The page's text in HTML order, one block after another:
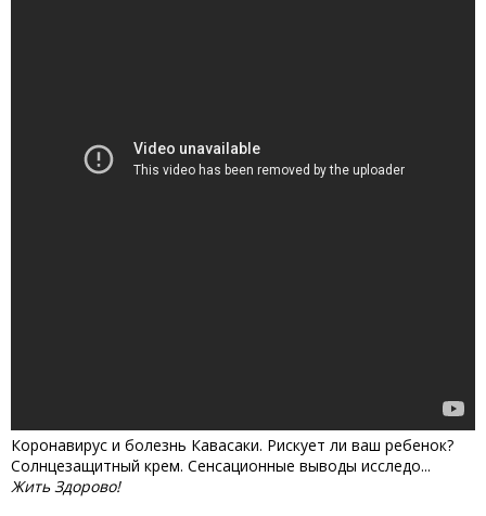
Коронавирус и болезнь Кавасаки. Рискует ли ваш ребенок?
Солнцезащитный крем. Сенсационные выводы исследо...
Жить Здорово!